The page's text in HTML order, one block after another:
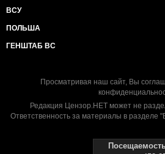
ВСУ
ПОЛЬША
ГЕНШТАБ ВС
Просматривая наш сайт, Вы
Редакция Цензор.НЕТ может не
Ответственность за материалы в разделе